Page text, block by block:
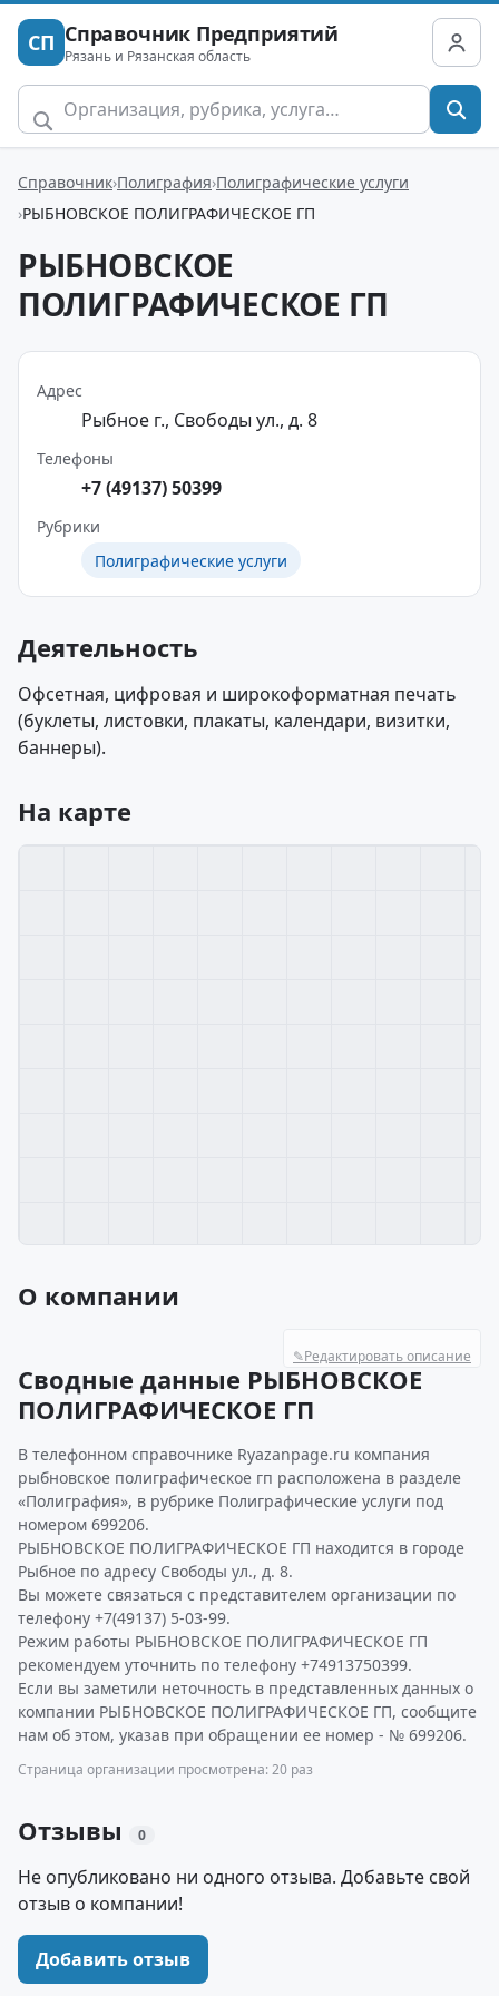
СП Справочник Предприятий
Рязань и Рязанская область
Справочник Полиграфия Полиграфические услуги
РЫБНОВСКОЕ ПОЛИГРАФИЧЕСКОЕ ГП
РЫБНОВСКОЕ
ПОЛИГРАФИЧЕСКОЕ ГП
Адрес
Рыбное г., Свободы ул., д. 8
Телефоны
+7 (49137) 50399
Рубрики
Полиграфические услуги
Деятельность
Офсетная, цифровая и широкоформатная печать
(буклеты, листовки, плакаты, календари, визитки,
баннеры).
На карте
О компании
✎Редактировать описание
Сводные данные РЫБНОВСКОЕ
ПОЛИГРАФИЧЕСКОЕ ГП
В телефонном справочнике Ryazanpage.ru компания
рыбновское полиграфическое гп расположена в разделе
«Полиграфия», в рубрике Полиграфические услуги под
номером 699206.
РЫБНОВСКОЕ ПОЛИГРАФИЧЕСКОЕ ГП находится в городе
Рыбное по адресу Свободы ул., д. 8.
Вы можете связаться с представителем организации по
телефону +7(49137) 5-03-99.
Режим работы РЫБНОВСКОЕ ПОЛИГРАФИЧЕСКОЕ ГП
рекомендуем уточнить по телефону +74913750399.
Если вы заметили неточность в представленных данных о
компании РЫБНОВСКОЕ ПОЛИГРАФИЧЕСКОЕ ГП, сообщите
нам об этом, указав при обращении ее номер - № 699206.
Страница организации просмотрена: 20 раз
Отзывы 0
Не опубликовано ни одного отзыва. Добавьте свой
отзыв о компании!
Добавить отзыв